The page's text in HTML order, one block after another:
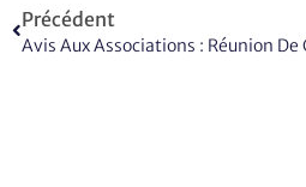
Précédent